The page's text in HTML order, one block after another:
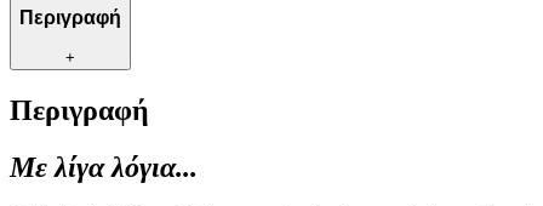
Περιγραφή
+
Περιγραφή
Με λίγα λόγια...